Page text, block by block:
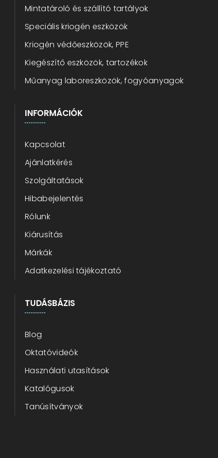
Mintatároló és szállító tartályok
Speciális kriogén eszközök
Kriogén védőeszközök, PPE
Kiegészítő eszközök, tartozékok
Műanyag laboreszközök, fogyóanyagok
INFORMÁCIÓK
Kapcsolat
Ajánlatkérés
Szolgáltatások
Hibabejelentés
Rólunk
Kiárusítás
Márkák
Adatkezelési tájékoztató
TUDÁSBÁZIS
Blog
Oktatóvideók
Használati utasítások
Katalógusok
Tanúsítványok